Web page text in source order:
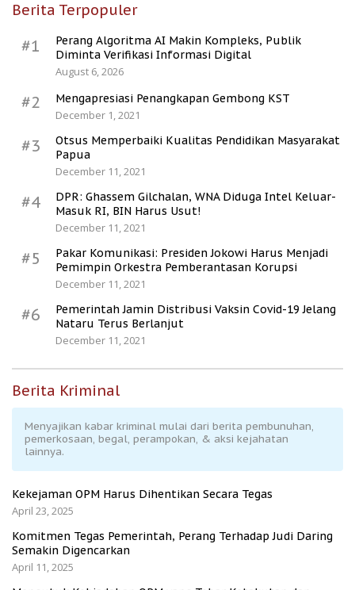
Berita Terpopuler
#1
Perang Algoritma AI Makin Kompleks, Publik
Diminta Verifikasi Informasi Digital
August 6, 2026
#2
Mengapresiasi Penangkapan Gembong KST
December 1, 2021
#3
Otsus Memperbaiki Kualitas Pendidikan Masyarakat
Papua
December 11, 2021
#4
DPR: Ghassem Gilchalan, WNA Diduga Intel Keluar-
Masuk RI, BIN Harus Usut!
December 11, 2021
#5
Pakar Komunikasi: Presiden Jokowi Harus Menjadi
Pemimpin Orkestra Pemberantasan Korupsi
December 11, 2021
#6
Pemerintah Jamin Distribusi Vaksin Covid-19 Jelang
Nataru Terus Berlanjut
December 11, 2021
Berita Kriminal
Menyajikan kabar kriminal mulai dari berita pembunuhan,
pemerkosaan, begal, perampokan, & aksi kejahatan
lainnya.
Kekejaman OPM Harus Dihentikan Secara Tegas
April 23, 2025
Komitmen Tegas Pemerintah, Perang Terhadap Judi Daring
Semakin Digencarkan
April 11, 2025